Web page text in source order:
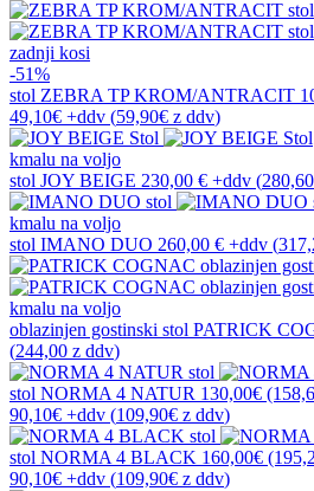
zadnji kosi
-51%
stol ZEBRA TP KROM/ANTRACIT
49,10€ +ddv (59,90€ z ddv)
kmalu na voljo
stol JOY BEIGE 230,00 € +ddv (
kmalu na voljo
stol IMANO DUO 260,00 € +ddv (
kmalu na voljo
oblazinjen gostinski stol PATRICK
(244,00 z ddv)
stol NORMA 4 NATUR 130,00€
90,10€ +ddv (109,90€ z ddv)
stol NORMA 4 BLACK 160,00€
90,10€ +ddv (109,90€ z ddv)